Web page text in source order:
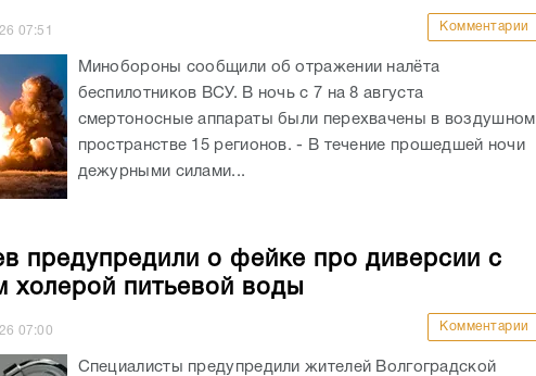
07:51 Комментарии
Минобороны сообщили об отражении налёта
беспилотников ВСУ. В ночь с 7 на 8 августа
смертоносные аппараты были перехвачены в воздушном
пространстве 15 регионов. - В течение прошедшей ночи
дежурными силами...
предупредили о фейке про диверсии с
холерой питьевой воды
07:00 Комментарии
Специалисты предупредили жителей Волгоградской